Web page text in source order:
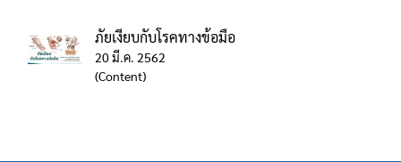
ภัยเงียบกับโรคทางข้อมือ
20 มี.ค. 2562
(Content)